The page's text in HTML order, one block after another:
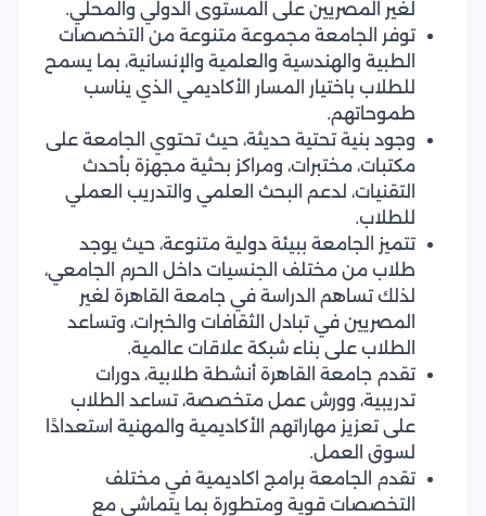
لغير المصريين على المستوى الدولي والمحلي.
توفر الجامعة مجموعة متنوعة من التخصصات
الطبية والهندسية والعلمية والإنسانية، بما يسمح
للطلاب باختيار المسار الأكاديمي الذي يناسب
طموحاتهم.
وجود بنية تحتية حديثة، حيث تحتوي الجامعة على
مكتبات، مختبرات، ومراكز بحثية مجهزة بأحدث
التقنيات، لدعم البحث العلمي والتدريب العملي
للطلاب.
تتميز الجامعة ببيئة دولية متنوعة، حيث يوجد
طلاب من مختلف الجنسيات داخل الحرم الجامعي،
لذلك تساهم الدراسة في جامعة القاهرة لغير
المصريين في تبادل الثقافات والخبرات، وتساعد
الطلاب على بناء شبكة علاقات عالمية.
تقدم جامعة القاهرة أنشطة طلابية، دورات
تدريبية، وورش عمل متخصصة، تساعد الطلاب
على تعزيز مهاراتهم الأكاديمية والمهنية استعدادًا
لسوق العمل.
تقدم الجامعة برامج اكاديمية في مختلف
التخصصات قوية ومتطورة بما يتماشى مع